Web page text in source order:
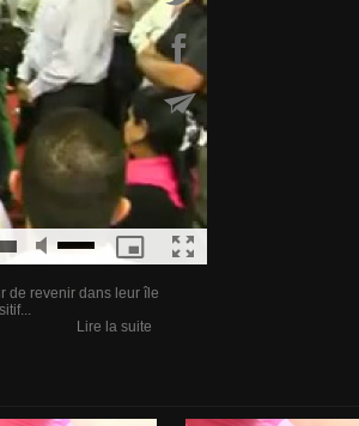
de revenir dans leur île
Lire la suite